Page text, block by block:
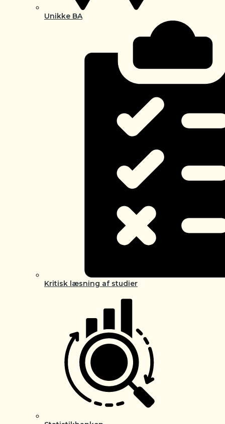
Unikke BA
Kritisk læsning af studier